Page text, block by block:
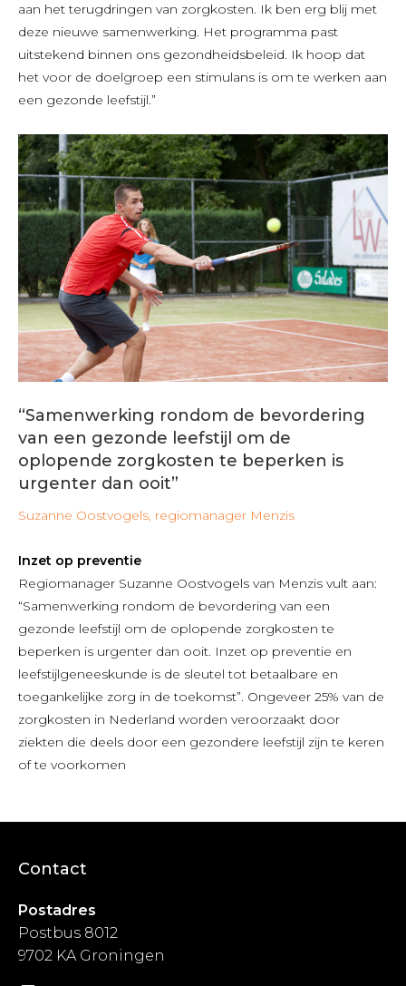
aan het terugdringen van zorgkosten. Ik ben erg blij met
deze nieuwe samenwerking. Het programma past
uitstekend binnen ons gezondheidsbeleid. Ik hoop dat
het voor de doelgroep een stimulans is om te werken aan
een gezonde leefstijl.”
“Samenwerking rondom de bevordering
van een gezonde leefstijl om de
oplopende zorgkosten te beperken is
urgenter dan ooit”
Suzanne Oostvogels, regiomanager Menzis
Inzet op preventie
Regiomanager Suzanne Oostvogels van Menzis vult aan:
“Samenwerking rondom de bevordering van een
gezonde leefstijl om de oplopende zorgkosten te
beperken is urgenter dan ooit. Inzet op preventie en
leefstijlgeneeskunde is de sleutel tot betaalbare en
toegankelijke zorg in de toekomst”. Ongeveer 25% van de
zorgkosten in Nederland worden veroorzaakt door
ziekten die deels door een gezondere leefstijl zijn te keren
of te voorkomen
Contact
Postadres
Postbus 8012
9702 KA Groningen